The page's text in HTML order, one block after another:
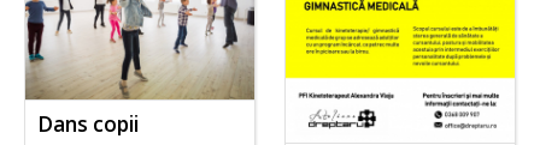
Dans copii